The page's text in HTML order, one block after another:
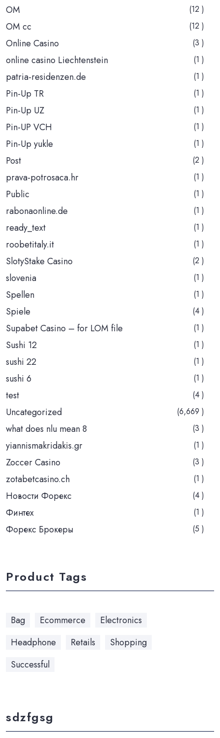
OM (12 )
OM cc (12 )
Online Casino (3 )
online casino Liechtenstein (1 )
patria-residenzen.de (1 )
Pin-Up TR (1 )
Pin-Up UZ (1 )
Pin-UP VCH (1 )
Pin-Up yukle (1 )
Post (2 )
prava-potrosaca.hr (1 )
Public (1 )
rabonaonline.de (1 )
ready_text (1 )
roobetitaly.it (1 )
SlotyStake Casino (2 )
slovenia (1 )
Spellen (1 )
Spiele (4 )
Supabet Casino – for LOM file (1 )
Sushi 12 (1 )
sushi 22 (1 )
sushi 6 (1 )
test (4 )
Uncategorized (6,669 )
what does nlu mean 8 (3 )
yiannismakridakis.gr (1 )
Zoccer Casino (3 )
zotabetcasino.ch (1 )
Новости Форекс (4 )
Финтех (1 )
Форекс Брокеры (5 )
Product Tags
Bag Ecommerce
Electronics
Headphone
Retails
Shopping
Successful
sdzfgsg